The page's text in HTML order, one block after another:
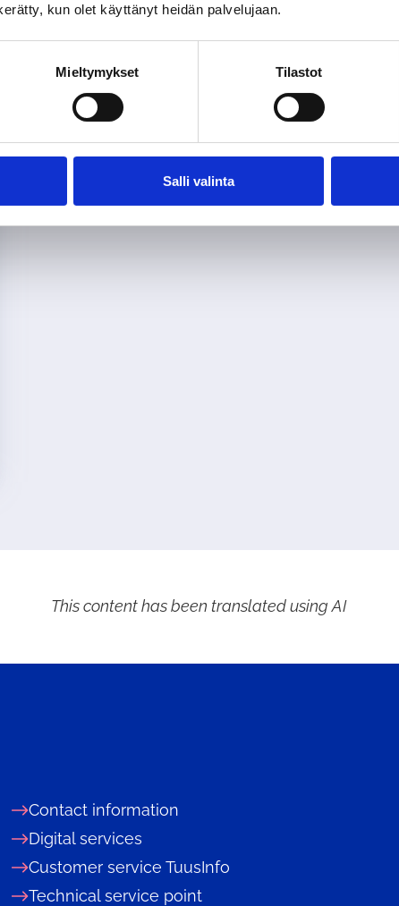
kun olet käyttänyt heidän palvelujaan.
Mieltymykset Tilastot
Salli valinta
This content has been translated using AI
Contact information
Digital services
Customer service TuusInfo
Technical service point